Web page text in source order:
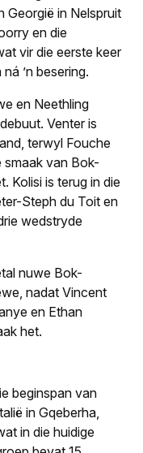
Georgië in Nelspruit
en die
vir die eerste keer
’n besering.
en Neethling
Venter is
terwyl Fouche
smaak van Bok-
Kolisi is terug in die
Steph du Toit en
wedstryde
nuwe Bok-
nadat Vincent
en Ethan
het.
beginspan van
in Gqeberha,
in die huidige